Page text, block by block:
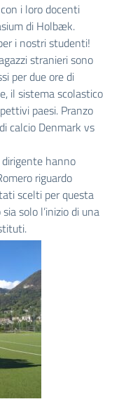
i loro docenti
di Holbæk.
i nostri studenti!
stranieri sono
per due ore di
il sistema scolastico
paesi. Pranzo
calcio Denmark vs
hanno
riguardo
scelti per questa
solo l’inizio di una